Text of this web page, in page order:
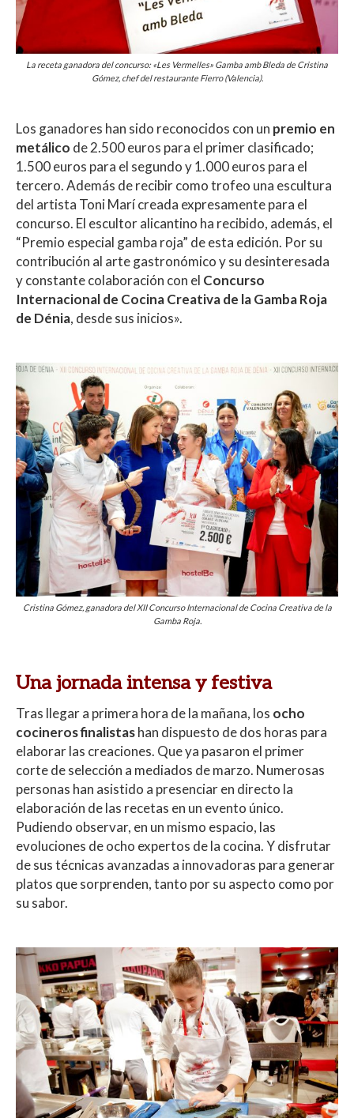
La receta ganadora del concurso: «Les Vermelles» Gamba amb Bleda de Cristina
Gómez, chef del restaurante Fierro (Valencia).
Los ganadores han sido reconocidos con un premio en
metálico de 2.500 euros para el primer clasificado;
1.500 euros para el segundo y 1.000 euros para el
tercero. Además de recibir como trofeo una escultura
del artista Toni Marí creada expresamente para el
concurso. El escultor alicantino ha recibido, además, el
“Premio especial gamba roja” de esta edición. Por su
contribución al arte gastronómico y su desinteresada
y constante colaboración con el Concurso
Internacional de Cocina Creativa de la Gamba Roja
de Dénia, desde sus inicios».
Cristina Gómez, ganadora del XII Concurso Internacional de Cocina Creativa de la
Gamba Roja.
Una jornada intensa y festiva
Tras llegar a primera hora de la mañana, los ocho
cocineros finalistashan dispuesto de dos horas para
elaborar las creaciones. Que ya pasaron el primer
corte de selección a mediados de marzo. Numerosas
personas han asistido a presenciar en directo la
elaboración de las recetas en un evento único.
Pudiendo observar, en un mismo espacio, las
evoluciones de ocho expertos de la cocina. Y disfrutar
de sus técnicas avanzadas a innovadoras para generar
platos que sorprenden, tanto por su aspecto como por
su sabor.